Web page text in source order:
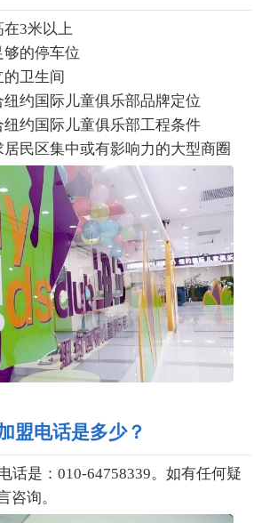
3米以上
的停车位
卫生间
约国际儿童俱乐部品牌定位
约国际儿童俱乐部工程条件
民区集中或有影响力的大型商圈
盟电话是多少？
话是：010-64758339。如有任何疑
咨询。